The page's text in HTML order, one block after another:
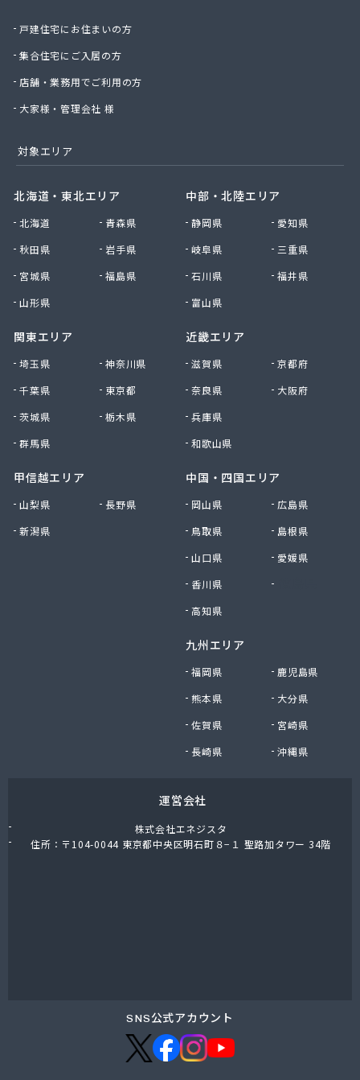
関野商店
丸高商事(株)
丸木屋商店
岩井ガス(株)
岩井農業協同組合
岩瀬設備工業(株)
菊地商店
菊地商店
吉久商店
吉原肥料店
吉川住設
吉田石油店
久新商店
久保商店
宮内商店
橋商店
玉造ガス協同組合
錦織商事(株)
高崎商店
戸建住宅にお住まいの方
集合住宅にご入居の方
店舗・業務用でご利用の方
大家様・管理会社 様
対象エリア
北海道・東北エリア
北海道
青森県
秋田県
岩手県
宮城県
福島県
山形県
関東エリア
埼玉県
神奈川県
千葉県
東京都
茨城県
栃木県
群馬県
甲信越エリア
山梨県
長野県
新潟県
中部・北陸エリア
静岡県
愛知県
岐阜県
三重県
石川県
福井県
富山県
近畿エリア
滋賀県
京都府
奈良県
大阪府
兵庫県
和歌山県
中国・四国エリア
岡山県
広島県
鳥取県
島根県
山口県
愛媛県
香川県
高知県
九州エリア
福岡県
鹿児島県
熊本県
大分県
佐賀県
宮崎県
長崎県
沖縄県
運営会社
株式会社エネジスタ
住所：〒104-0044 東京都中央区明石町８−１ 聖路加タワー 34階
SNS公式アカウント